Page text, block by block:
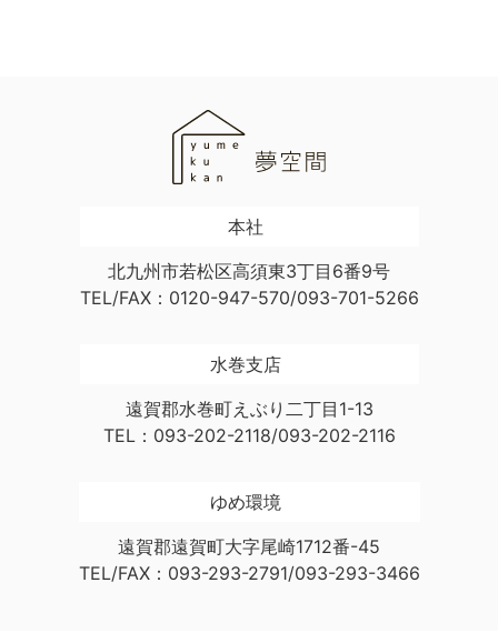
本社
北九州市若松区高須東3丁目6番9号
TEL/FAX：0120-947-570/093-701-5266
水巻支店
遠賀郡水巻町えぶり二丁目1-13
TEL：093-202-2118/093-202-2116
ゆめ環境
遠賀郡遠賀町大字尾崎1712番-45
TEL/FAX：093-293-2791/093-293-3466